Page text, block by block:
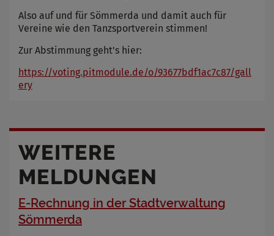
Also auf und für Sömmerda und damit auch für
Vereine wie den Tanzsportverein stimmen!
Zur Abstimmung geht's hier:
https://voting.pitmodule.de/o/93677bdf1ac7c87/gall
ery
WEITERE
MELDUNGEN
E-Rechnung in der Stadtverwaltung
Sömmerda